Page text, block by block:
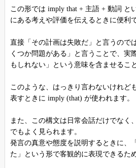
この形では imply that + 主語 + 動詞 と
にある考えや評価を伝えるときに便利で
直接「その計画は失敗だ」と言うので
くつか問題がある」と言うことで、実
もしれない」という意味を含ませるこ
このような、はっきり言わないけれど
表すときに imply (that) が使われます。
また、この構文は日常会話だけでなく
でもよく見られます。
発言の真意や態度を説明するときに、
た」という形で客観的に表現できるた